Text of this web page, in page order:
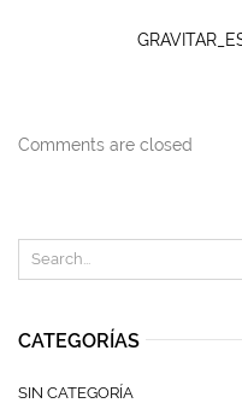
Comments are closed
CATEGORÍAS
SIN CATEGORÍA